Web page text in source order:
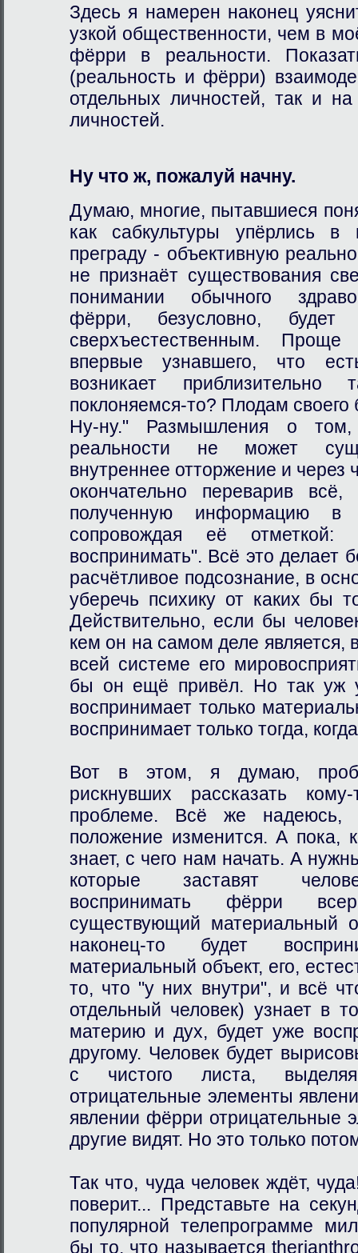
Здесь я намерен наконец
узкой общественности, чем в
фёрри в реальности.
(реальность и фёрри)
отдельных личностей, так и на
личностей.
Ну что ж, пожалуй начну.
Думаю, многие, пытавшиеся
как сабкультуры упёрлись в
преграду - объективную
не признаёт существования
понимании обычного
фёрри, безусловно, будет
сверхъестественным.
впервые узнавшего, что
возникает
поклоняемся-то? Плодам своего
Ну-ну." Размышления о том,
реальности не может
внутреннее отторжение и через
окончательно переварив
полученную информацию
сопровождая её
воспринимать". Всё это делает
расчётливое подсознание, в
уберечь психику от каких бы
Действительно, если бы
кем он на самом деле является,
всей системе его
бы он ещё привёл. Но так уж
воспринимает только
воспринимает только тогда,
Вот в этом, я думаю,
рискнувших рассказать
проблеме. Всё же надеюсь,
положение изменится. А пока,
знает, с чего нам начать. А
которые заставят
воспринимать фёрри
существующий материальный
наконец-то будет
материальный объект, его,
то, что "у них внутри", и всё
отдельный человек) узнает в
материю и дух, будет уже
другому. Человек будет
с чистого листа,
отрицательные элементы
явлении фёрри отрицательные
другие видят. Но это только
Так что, чуда человек ждёт,
поверит... Представьте на
популярной телепрограмме
бы то, что называется